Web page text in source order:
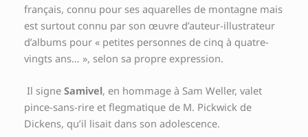
français, connu pour ses aquarelles de montagne mais
est surtout connu par son œuvre d’auteur-illustrateur
d’albums pour « petites personnes de cinq à quatre-
vingts ans… », selon sa propre expression.
Il signe Samivel, en hommage à Sam Weller, valet
pince-sans-rire et flegmatique de M. Pickwick de
Dickens, qu’il lisait dans son adolescence.